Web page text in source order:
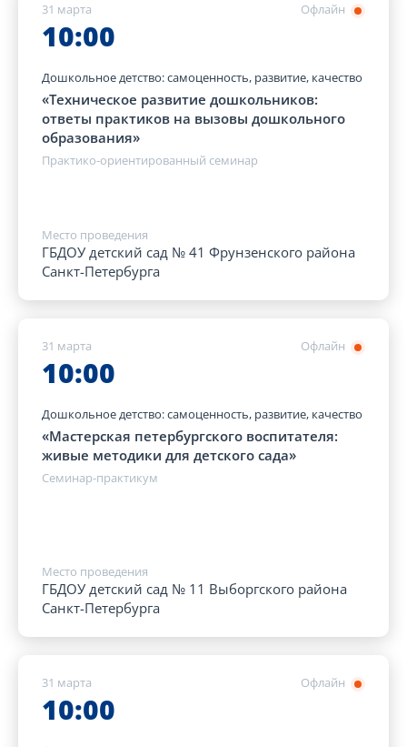
Офлайн
31 марта
10:00
Дошкольное детство: самоценность, развитие, качество
«Техническое развитие дошкольников:
ответы практиков на вызовы дошкольного
образования»
Практико-ориентированный семинар
Место проведения
ГБДОУ детский сад № 41 Фрунзенского района
Санкт-Петербурга
Офлайн
31 марта
10:00
Дошкольное детство: самоценность, развитие, качество
«Мастерская петербургского воспитателя:
живые методики для детского сада»
Семинар-практикум
Место проведения
ГБДОУ детский сад № 11 Выборгского района
Санкт-Петербурга
Офлайн
31 марта
10:00